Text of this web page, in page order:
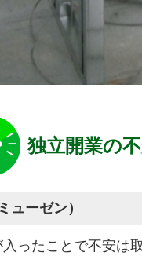
独立開業の
ューゼン）
ったことで不安は